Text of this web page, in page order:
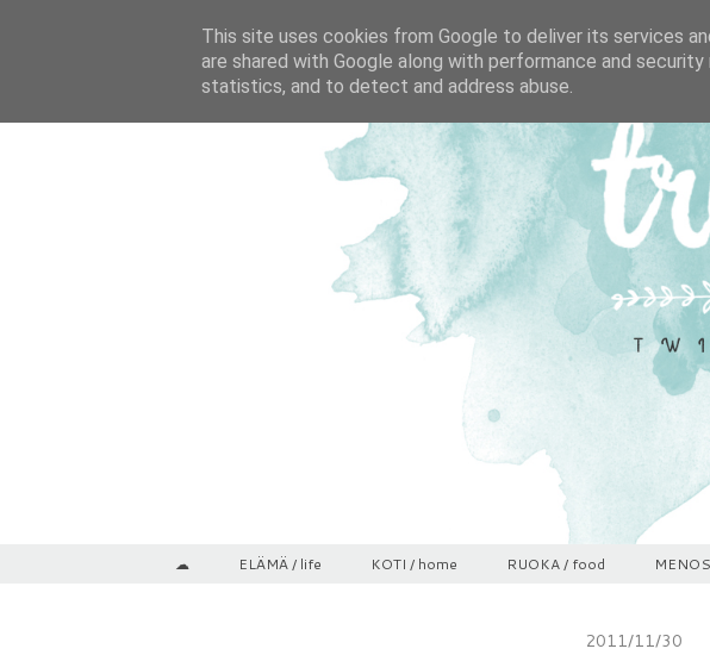
☁ ELÄMÄ / life KOTI / home RUOKA / food
2011/11/30
This site uses cookies from Google to deliver its services
are shared with Google along with performance and
statistics, and to detect and address abuse.